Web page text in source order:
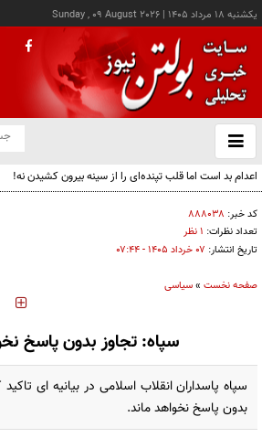
يکشنبه ۱۸ مرداد ۱۴۰۵ |
Sunday , 09 August 2026
باز
و
اعدام بد است اما قلب تپنده‌ای را از سینه بیرون کشیدن نه!
کد خبر: ۸۸۸۰۳۸
تعداد نظرات: ۱ نظر
تاریخ انتشار: ۰۷ خرداد ۱۴۰۵ - ۰۷:۴۴
صفحه نخست »سیاسی
سپاه: تجاوز بدون پاسخ
سپاه پاسداران انقلاب اسلامی در بیانیه ای
بدون پاسخ نخواهد ماند.